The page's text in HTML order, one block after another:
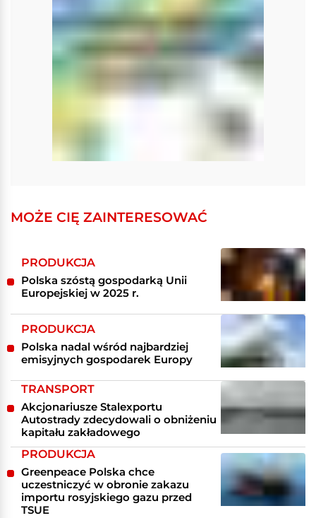
MOŻE CIĘ ZAINTERESOWAĆ
PRODUKCJA
Polska szóstą gospodarką Unii
Europejskiej w 2025 r.
PRODUKCJA
Polska nadal wśród najbardziej
emisyjnych gospodarek Europy
TRANSPORT
Akcjonariusze Stalexportu
Autostrady zdecydowali o obniżeniu
kapitału zakładowego
PRODUKCJA
Greenpeace Polska chce
uczestniczyć w obronie zakazu
importu rosyjskiego gazu przed
TSUE